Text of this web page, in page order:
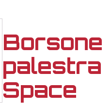
Borsone
palestra
Space